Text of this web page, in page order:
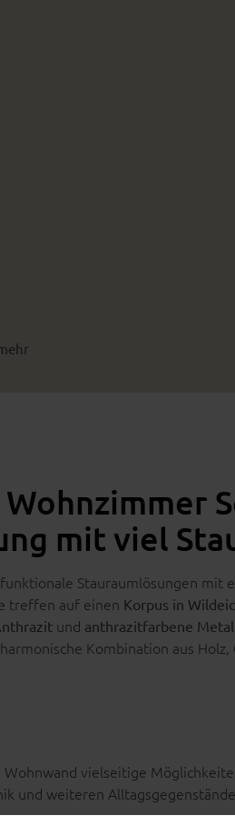
mit viel
Stauraumlösungen mit
treffen auf einen Korpus in
und anthrazitfarbene
Kombination aus Holz,
vielseitige
und weiteren